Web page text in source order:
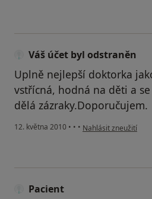
Váš účet byl odstraněn
Uplně nejlepší doktorka
vstřícná, hodná na děti a
dělá zázraky.Doporučujem.
12. května 2010 • • • podle názoru
Nahlásit zneužití
Pacient